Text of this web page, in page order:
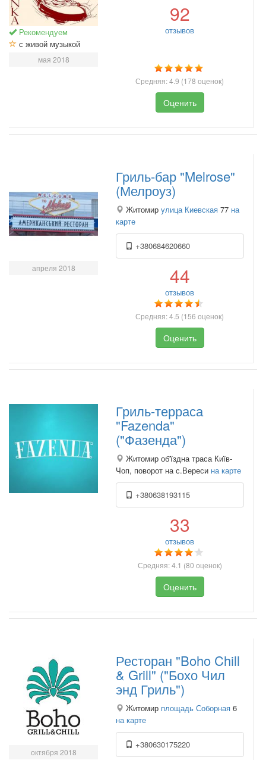
Рекомендуем
с живой музыкой
мая 2018
92
отзывов
Средняя:4.9 (178 оценок)
Оценить
апреля 2018
Гриль-бар "Melrose"
(Мелроуз)
Житомир улица Киевская 77 на
карте
+380684620660
44
отзывов
Средняя:4.5 (156 оценок)
Оценить
Гриль-терраса
"Fazenda"
("Фазенда")
Житомир об'їздна траса Київ-
Чоп, поворот на с.Вереси на карте
+380638193115
33
отзывов
Средняя:4.1 (80 оценок)
Оценить
октября 2018
Ресторан "Boho Chill
& Grill" ("Бохо Чил
энд Гриль")
Житомир площадь Соборная 6
на карте
+380630175220